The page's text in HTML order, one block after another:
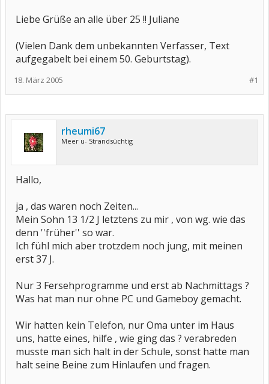
Liebe Grüße an alle über 25 !! Juliane
(Vielen Dank dem unbekannten Verfasser, Text
aufgegabelt bei einem 50. Geburtstag).
#1
18. März 2005
rheumi67
Meer u- Strandsüchtig
Hallo,
ja , das waren noch Zeiten...
Mein Sohn 13 1/2 J letztens zu mir , von wg. wie das
denn ''früher'' so war.
Ich fühl mich aber trotzdem noch jung, mit meinen
erst 37 J.
Nur 3 Fersehprogramme und erst ab Nachmittags ?
Was hat man nur ohne PC und Gameboy gemacht.
Wir hatten kein Telefon, nur Oma unter im Haus
uns, hatte eines, hilfe , wie ging das ? verabreden
musste man sich halt in der Schule, sonst hatte man
halt seine Beine zum Hinlaufen und fragen.